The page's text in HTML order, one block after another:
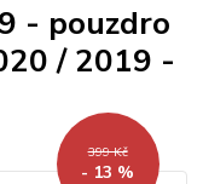
- pouzdro
/ 2019 -
399 Kč
- 13 %